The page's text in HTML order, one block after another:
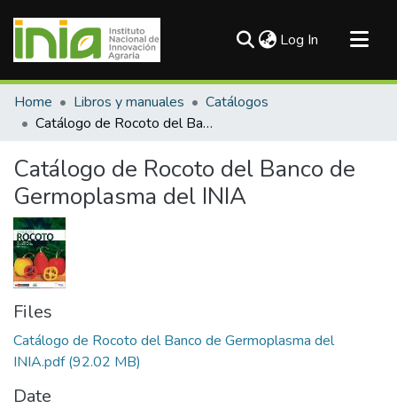
Log In (current)
Communities & Collections
All of DSpace
Home Libros y manuales
Catálogos
Catálogo de Rocoto del Banco de Germoplasma del INIA
Catálogo de Rocoto del Banco de
Germoplasma del INIA
Files
Catálogo de Rocoto del Banco de Germoplasma del
INIA.pdf(92.02 MB)
Date